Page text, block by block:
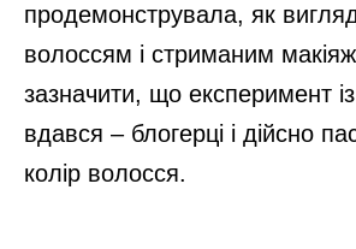
продемонструвала, як
волоссям і стриманим
зазначити, що експеримент
вдався – блогерці і дійсно
колір волосся.